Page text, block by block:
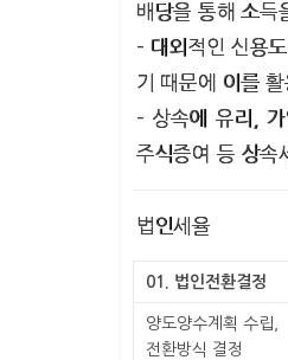
배당을 통해 소득
– 대외적인 신용
기 때문에 이를
– 상속에 유리,
주식증여 등 상속
법인세율
01. 법인전환결정
양도양수계획 수립,
전환방식 결정